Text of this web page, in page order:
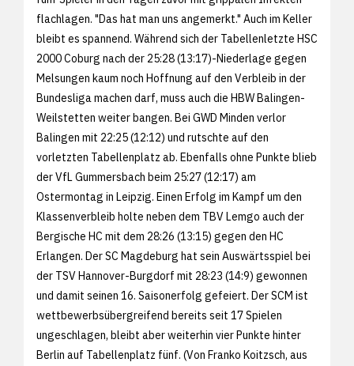
flachlagen. "Das hat man uns angemerkt." Auch im Keller
bleibt es spannend. Während sich der Tabellenletzte HSC
2000 Coburg nach der 25:28 (13:17)-Niederlage gegen
Melsungen kaum noch Hoffnung auf den Verbleib in der
Bundesliga machen darf, muss auch die HBW Balingen-
Weilstetten weiter bangen. Bei GWD Minden verlor
Balingen mit 22:25 (12:12) und rutschte auf den
vorletzten Tabellenplatz ab. Ebenfalls ohne Punkte blieb
der VfL Gummersbach beim 25:27 (12:17) am
Ostermontag in Leipzig. Einen Erfolg im Kampf um den
Klassenverbleib holte neben dem TBV Lemgo auch der
Bergische HC mit dem 28:26 (13:15) gegen den HC
Erlangen. Der SC Magdeburg hat sein Auswärtsspiel bei
der TSV Hannover-Burgdorf mit 28:23 (14:9) gewonnen
und damit seinen 16. Saisonerfolg gefeiert. Der SCM ist
wettbewerbsübergreifend bereits seit 17 Spielen
ungeschlagen, bleibt aber weiterhin vier Punkte hinter
Berlin auf Tabellenplatz fünf. (Von Franko Koitzsch, aus